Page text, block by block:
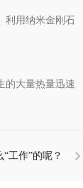
利用纳米金刚石
的大量热量迅速
工作”的呢？